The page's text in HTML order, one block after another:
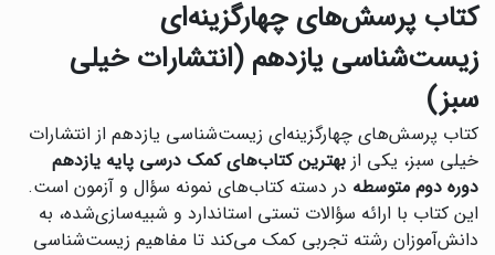
کتاب پرسش‌های چهارگزینه‌ای
زیست‌شناسی یازدهم (انتشارات خیلی
سبز)
کتاب پرسش‌های چهارگزینه‌ای زیست‌شناسی یازدهم از انتشارات
خیلی سبز، یکی از بهترین کتاب‌های کمک درسی پایه یازدهم
دوره دوم متوسطه در دسته کتاب‌های نمونه سؤال و آزمون است.
این کتاب با ارائه سؤالات تستی استاندارد و شبیه‌سازی‌شده، به
دانش‌آموزان رشته تجربی کمک می‌کند تا مفاهیم زیست‌شناسی